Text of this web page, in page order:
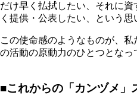
だけ早く払拭したい、それに
く提供・公表したい、という思
この使命感のようなものが、私
の活動の原動力のひとつとなっ
■これからの「カンヅメ」